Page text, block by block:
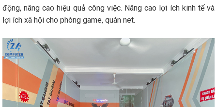
động, nâng cao hiệu quả công việc. Nâng cao lợi ích kinh tế và
lợi ích xã hội cho phòng game, quán net.